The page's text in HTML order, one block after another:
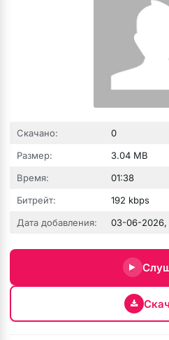
Скачано:
0
Размер:
3.04 MB
Время:
01:38
Битрейт:
192 kbps
Дата добавления:
03-06-2026,